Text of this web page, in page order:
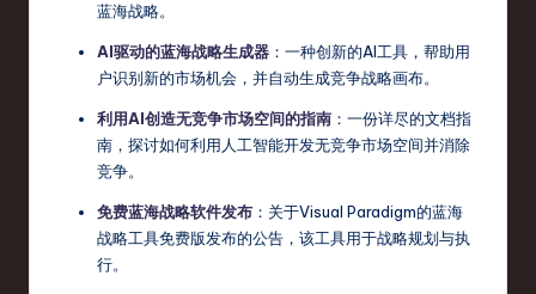
蓝海战略。
AI驱动的蓝海战略生成器 ：一种创新的AI工具，帮助用
户识别新的市场机会，并自动生成竞争战略画布。
利用AI创造无竞争市场空间的指南 ：一份详尽的文档指
南，探讨如何利用人工智能开发无竞争市场空间并消除
竞争。
免费蓝海战略软件发布 ：关于Visual Paradigm的蓝海
战略工具免费版发布的公告，该工具用于战略规划与执
行。